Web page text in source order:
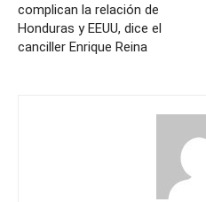
complican la relación de
Honduras y EEUU, dice el
canciller Enrique Reina